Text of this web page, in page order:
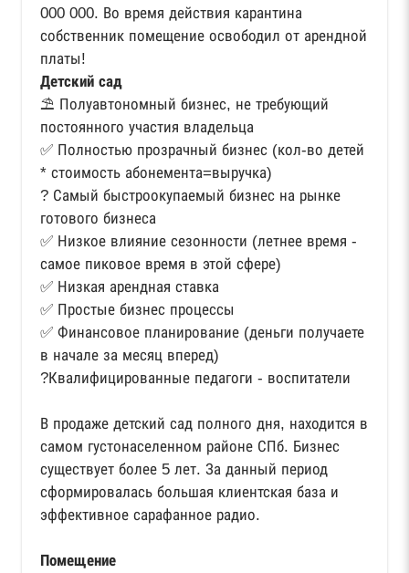
000 000. Во время действия карантина
собственник помещение освободил от арендной
платы!
Детский сад
⛱ Полуавтономный бизнес, не требующий
постоянного участия владельца
✅ Полностью прозрачный бизнес (кол-во детей
* стоимость абонемента=выручка)
? Самый быстроокупаемый бизнес на рынке
готового бизнеса
✅ Низкое влияние сезонности (летнее время -
самое пиковое время в этой сфере)
✅ Низкая арендная ставка
✅ Простые бизнес процессы
✅ Финансовое планирование (деньги получаете
в начале за месяц вперед)
?Квалифицированные педагоги - воспитатели
В продаже детский сад полного дня, находится в
самом густонаселенном районе СПб. Бизнес
существует более 5 лет. За данный период
сформировалась большая клиентская база и
эффективное сарафанное радио.
Помещение